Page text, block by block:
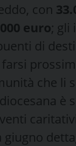
con
euro; gli
di
che li
è